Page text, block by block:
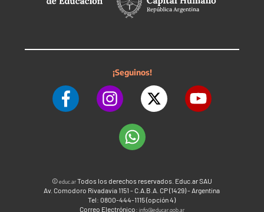
¡Seguinos!
©educ.arTodos los derechos reservados. Educ.ar SAU
Av. Comodoro Rivadavia 1151 - C.A.B.A. CP (1429) - Argentina
Tel: 0800-444-1115 (opción 4)
Correo Electrónico: info@educar.gob.ar